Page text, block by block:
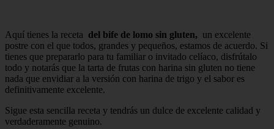
Aquí tienes la receta del bife de lomo sin gluten, un excelente
postre con el que todos, grandes y pequeños, estamos de acuerdo. Si
tienes que prepararlo para tu familiar o invitado celíaco, disfrútalo
todo y notarás que la tarta de frutas con harina sin gluten no tiene
nada que envidiar a la versión con harina de trigo y el sabor es
definitivamente excelente.
Sigue esta sencilla receta y tendrás un dulce de excelente calidad y
verdaderamente genuino.